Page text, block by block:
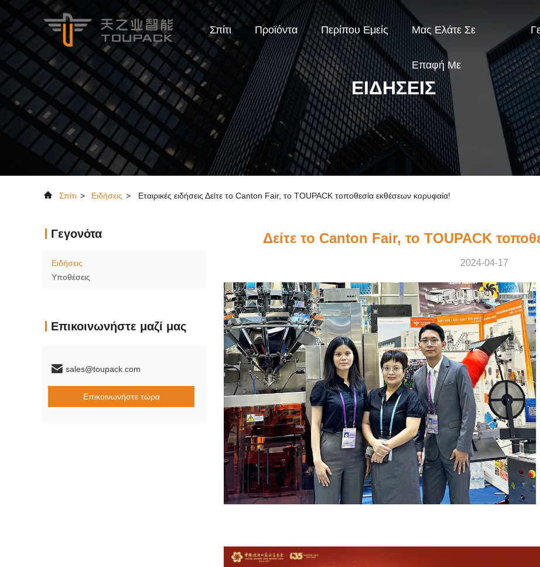
Σπίτι Προϊόντα Περίπου Εμείς Μας Ελάτε Σε
Επαφή Με
ΕΙΔΉΣΕΙΣ
Σπίτι > Ειδήσεις > Εταιρικές ειδήσεις Δείτε το Canton Fair, το TOUPACK τοποθεσία εκθέσεων κορυφαία!
Γεγονότα
Ειδήσεις
Υποθέσεις
Επικοινωνήστε μαζί μας
sales@toupack.com
Επικοινωνήστε τώρα
Δείτε το Canton Fair, το TOUPACK
2024-04-17